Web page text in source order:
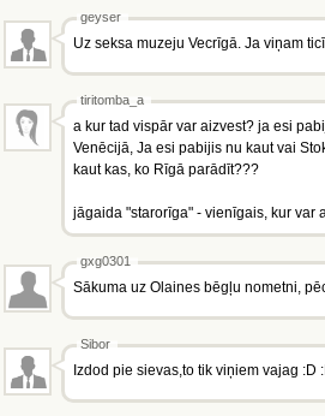
geyser
Uz seksa muzeju Vecrīgā. Ja viņam
tiritomba_a
a kur tad vispār var aizvest? ja esi
Venēcijā, Ja esi pabijis nu kaut vai
kaut kas, ko Rīgā parādīt???
jāgaida "starorīga" - vienīgais, kur var
gxg0301
Sākuma uz Olaines bēgļu nometni,
Sibor
Izdod pie sievas,to tik viņiem vajag :D